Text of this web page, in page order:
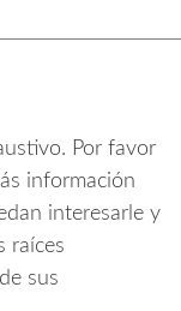
5000 m2 hasta
como
panorámica,
de paddle y
asador y
incluyen
pistas para
25000 m2 de
practicar
régimen de
que tendrá
Por favor
información
interesarle y
raíces
sus